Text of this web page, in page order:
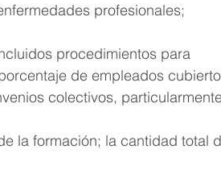
profesionales;
procedimientos para
de empleados
colectivos,
la formación; la cantidad total